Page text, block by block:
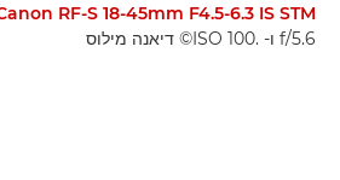
RF-S 18-45mm F4.5-6.3 IS STM
f/5.6 ו-ISO 100. ‎© דיאנה מילוס